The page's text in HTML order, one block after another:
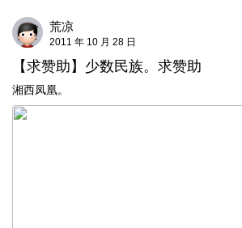
荒凉
2011 年 10 月 28 日
【求赞助】少数民族。求赞助
湘西凤凰。